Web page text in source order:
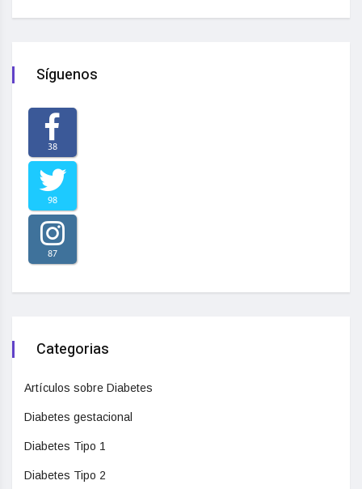
Síguenos
38
98
87
Categorias
Artículos sobre Diabetes
Diabetes gestacional
Diabetes Tipo 1
Diabetes Tipo 2